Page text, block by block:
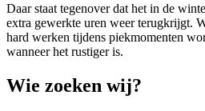
Daar staat tegenover dat het in de
extra gewerkte uren weer terugkrijgt.
hard werken tijdens piekmomenten
wanneer het rustiger is.
Wie zoeken wij?